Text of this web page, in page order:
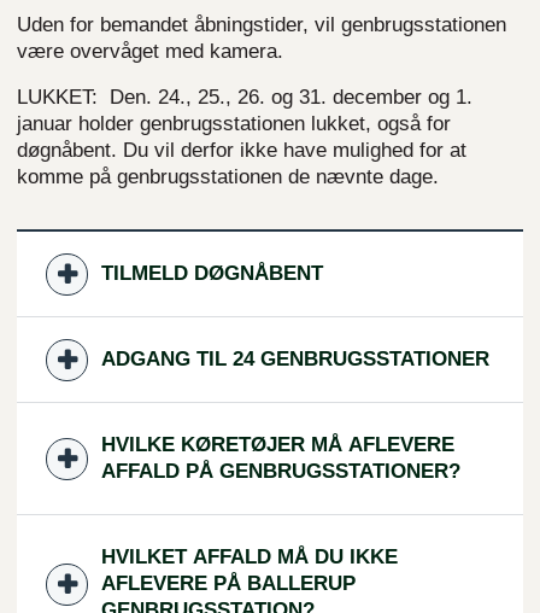
Uden for bemandet åbningstider, vil genbrugsstationen
være overvåget med kamera.
LUKKET: Den. 24., 25., 26. og 31. december og 1.
januar holder genbrugsstationen lukket, også for
døgnåbent. Du vil derfor ikke have mulighed for at
komme på genbrugsstationen de nævnte dage.
TILMELD DØGNÅBENT
ADGANG TIL 24 GENBRUGSSTATIONER
HVILKE KØRETØJER MÅ AFLEVERE
AFFALD PÅ GENBRUGSSTATIONER?
HVILKET AFFALD MÅ DU IKKE
AFLEVERE PÅ BALLERUP